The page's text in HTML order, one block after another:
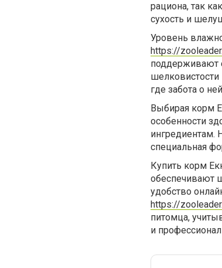
рациона, так
сухость и
Уровень
https://
поддерживают
где забота о
Выбирая корм
особенности
ингредиентам.
специальная
Купить корм
обеспечивают
удобство
https://
питомца,
и